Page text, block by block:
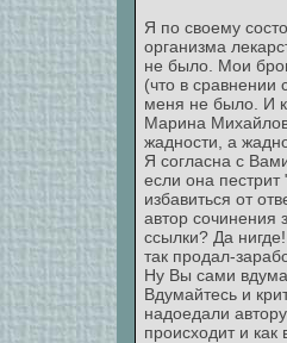
Я по своему
организма
не было. Мои
(что в сравнении
меня не было. И
Марина
жадности, а
Я согласна с
если она
избавиться от
автор сочинения
ссылки? Да
так продал-
Ну Вы сами
Вдумайтесь и
надоедали
происходит и как